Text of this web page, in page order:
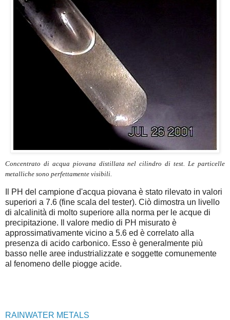
Concentrato di acqua piovana distillata nel cilindro di test. Le particelle
metalliche sono perfettamente visibili.
Il PH del campione d'acqua piovana è stato rilevato in valori
superiori a 7.6 (fine scala del tester). Ciò dimostra un livello
di alcalinità di molto superiore alla norma per le acque di
precipitazione. Il valore medio di PH misurato è
approssimativamente vicino a 5.6 ed è correlato alla
presenza di acido carbonico. Esso è generalmente più
basso nelle aree industrializzate e soggette comunemente
al fenomeno delle piogge acide.
RAINWATER METALS